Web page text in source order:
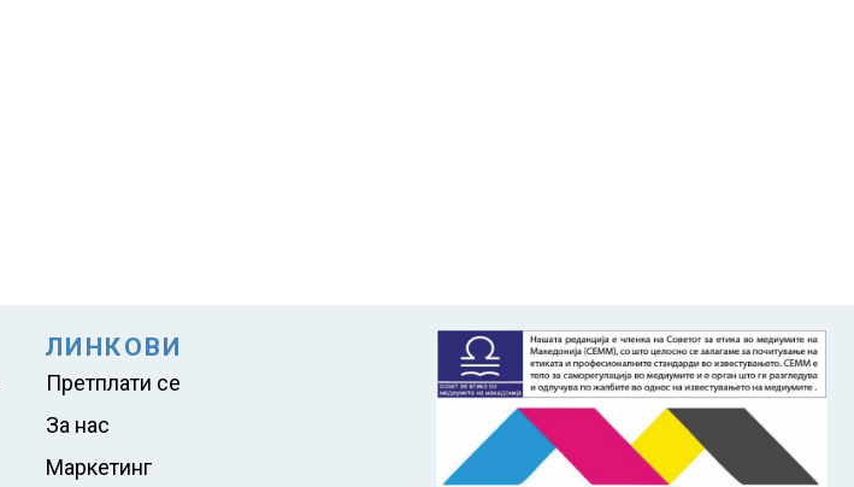
ЛИНКОВИ
Претплати се
За нас
Маркетинг